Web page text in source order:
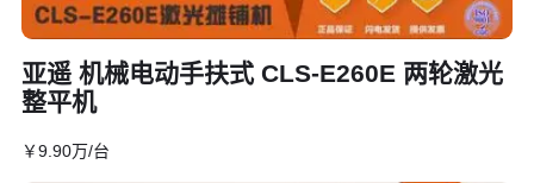
亚遥 机械电动手扶式 CLS-E260E 两轮激光
整平机
￥9.90万/台